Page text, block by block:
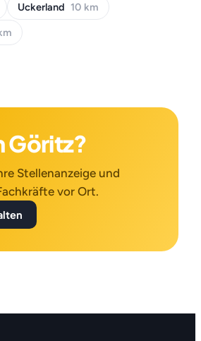
Uckerland 10 km
Göritz?
Stellenanzeige und
vor Ort.